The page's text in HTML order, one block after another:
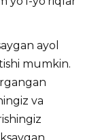
ayol
mumkin.
va